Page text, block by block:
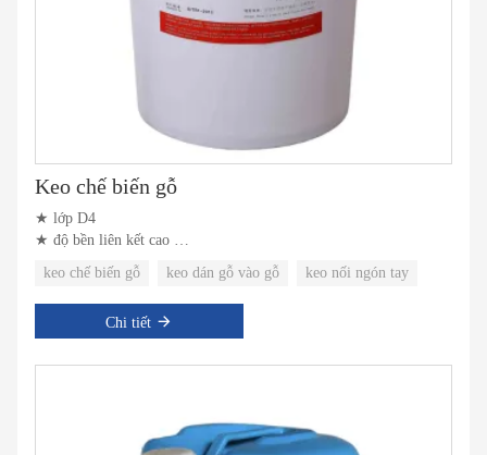
Keo chế biến gỗ
★ lớp D4
★ độ bền liên kết cao
★ Khả năng chống nước tuyệt vời
keo chế biến gỗ keo dán gỗ vào gỗ keo nối ngón tay
Chi tiết